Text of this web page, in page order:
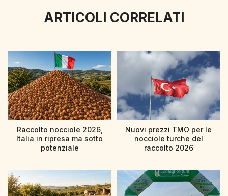
ARTICOLI CORRELATI
Raccolto nocciole 2026,
Italia in ripresa ma sotto
potenziale
Nuovi prezzi TMO per le
nocciole turche del
raccolto 2026